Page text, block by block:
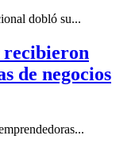
dobló su...
recibieron
de negocios